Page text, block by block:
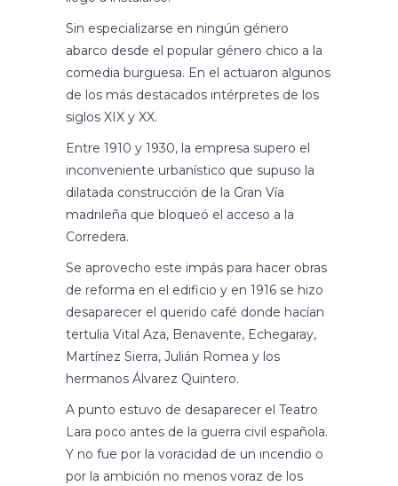
Sin especializarse en ningún género
abarco desde el popular género chico a la
comedia burguesa. En el actuaron algunos
de los más destacados intérpretes de los
siglos XIX y XX.
Entre 1910 y 1930, la empresa supero el
inconveniente urbanístico que supuso la
dilatada construcción de la Gran Vía
madrileña que bloqueó el acceso a la
Corredera.
Se aprovecho este impás para hacer obras
de reforma en el edificio y en 1916 se hizo
desaparecer el querido café donde hacían
tertulia Vital Aza, Benavente, Echegaray,
Martínez Sierra, Julián Romea y los
hermanos Álvarez Quintero.
A punto estuvo de desaparecer el Teatro
Lara poco antes de la guerra civil española.
Y no fue por la voracidad de un incendio o
por la ambición no menos voraz de los